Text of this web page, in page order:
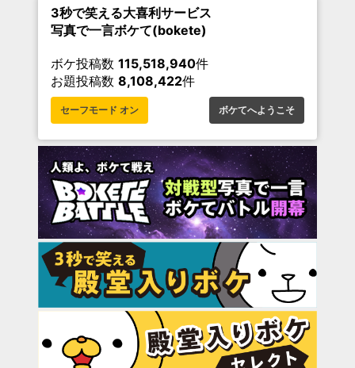
3秒で笑える大喜利サービス
写真で一言ボケて(bokete)
ボケ投稿数 115,518,940件
お題投稿数 8,108,422件
セーフモード オン ボケてへようこそ